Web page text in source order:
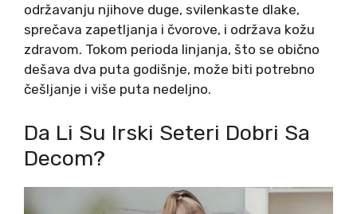
održavanju njihove duge, svilenkaste dlake,
sprečava zapetljanja i čvorove, i održava kožu
zdravom. Tokom perioda linjanja, što se obično
dešava dva puta godišnje, može biti potrebno
češljanje i više puta nedeljno.
Da Li Su Irski Seteri Dobri Sa
Decom?